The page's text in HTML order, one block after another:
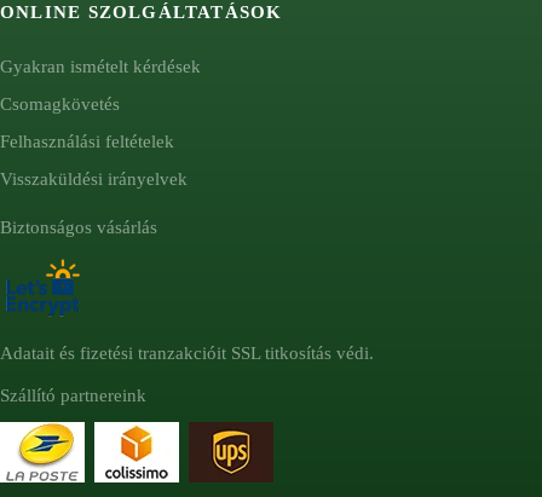
ONLINE SZOLGÁLTATÁSOK
Gyakran ismételt kérdések
Csomagkövetés
Felhasználási feltételek
Visszaküldési irányelvek
Biztonságos vásárlás
Adatait és fizetési tranzakcióit SSL titkosítás védi.
Szállító partnereink